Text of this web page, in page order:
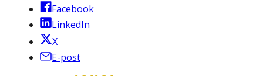
Facebook
LinkedIn
X
E-post